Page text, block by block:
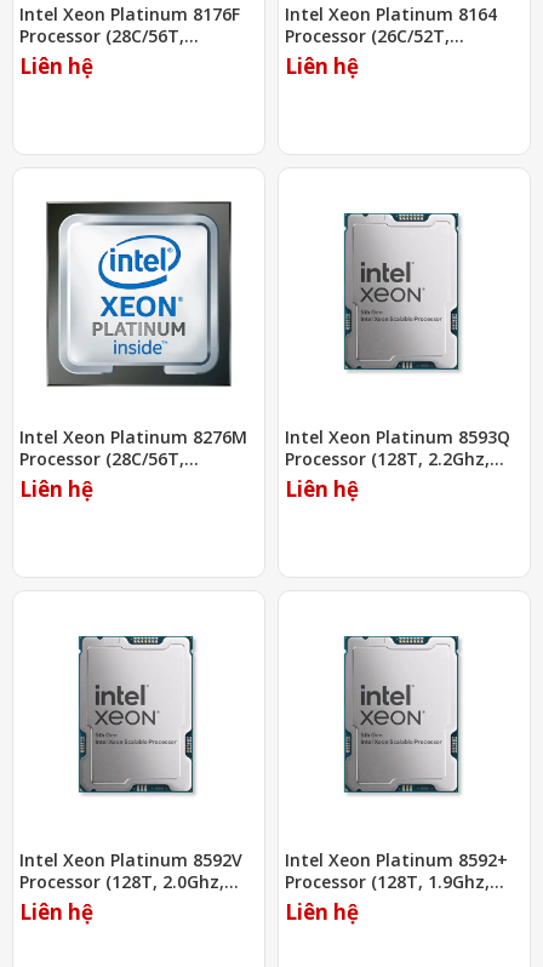
Intel Xeon Platinum 8176F
Processor (28C/56T,
2.10Ghz, 38.5MB)
Liên hệ
Intel Xeon Platinum 8164
Processor (26C/52T,
2.00Ghz, 35.75MB)
Liên hệ
Intel Xeon Platinum 8276M
Processor (28C/56T,
2.20Ghz, 38.5MB)
Liên hệ
Intel Xeon Platinum 8593Q
Processor (128T, 2.2Ghz,
320MB)
Liên hệ
Intel Xeon Platinum 8592V
Processor (128T, 2.0Ghz,
320MB)
Liên hệ
Intel Xeon Platinum 8592+
Processor (128T, 1.9Ghz,
320MB)
Liên hệ